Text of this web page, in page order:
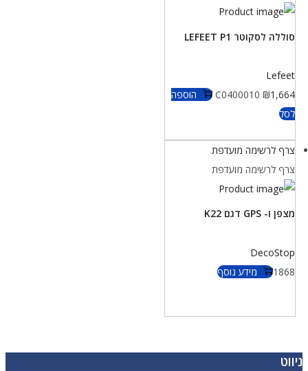
סוללה לסקוטר LEFEET P1
Lefeet
C0400010 ₪1,664
הוספה
לסל
צרף לרשימה מועדפת
צרף לרשימה מועדפת
מצפן ו- GPS דגם K22
DecoStop
1868
מידע נוסף
ניווט